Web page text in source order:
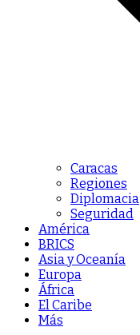
Caracas
Regiones
Diplomacia
Seguridad
América
BRICS
Asia y Oceanía
Europa
África
El Caribe
Más